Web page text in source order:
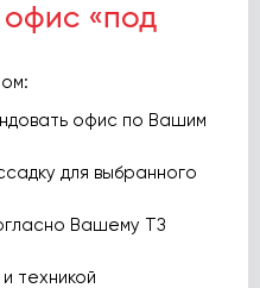
офис «под
офис по Вашим
для выбранного
Вашему ТЗ
техникой